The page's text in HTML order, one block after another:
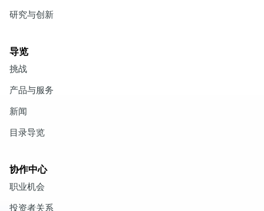
研究与创新
导览
挑战
产品与服务
新闻
目录导览
协作中心
职业机会
投资者关系